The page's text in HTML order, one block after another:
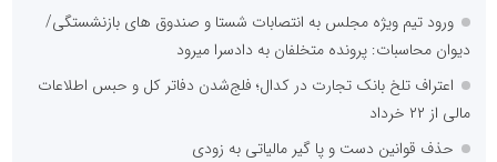
ورود تیم ویژه مجلس به انتصابات شستا و صندوق های بازنشستگی/
دیوان محاسبات: پرونده متخلفان به دادسرا میرود
اعتراف تلخ بانک تجارت در کدال؛ فلج‌شدن دفاتر کل و حبس اطلاعات
مالی از ۲۲ خرداد
حذف قوانین دست و پا گیر مالیاتی به زودی